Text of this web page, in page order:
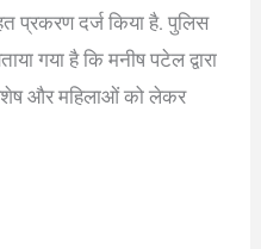
प्रकरण दर्ज किया है. पुलिस
गया है कि मनीष पटेल द्वारा
और महिलाओं को लेकर